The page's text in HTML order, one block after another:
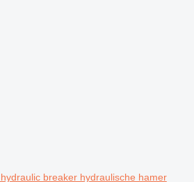
breaker hydraulische hamer